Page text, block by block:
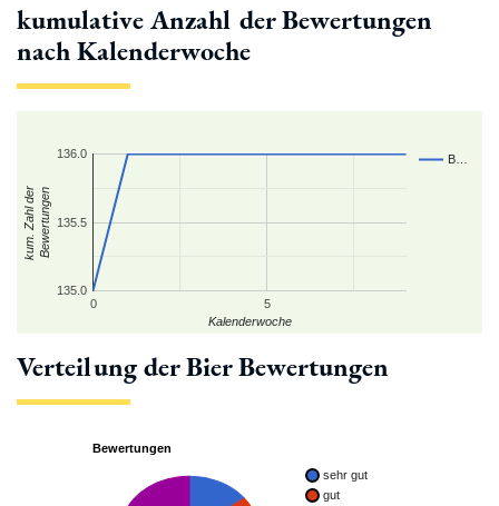
kumulative Anzahl der Bewertungen
nach Kalenderwoche
B…
0 5
135.0
135.5
136.0
Kalenderwoche
kum. Zahl derBewertungen
Verteilung der Bier Bewertungen
Bewertungen
sehr gut
gut